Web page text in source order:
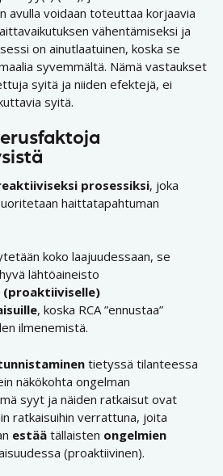
avulla voidaan toteuttaa korjaavia
vähentämiseksi ja
on ainutlaatuinen, koska se
syvemmältä. Nämä vastaukset
syitä ja niiden efektejä, ei
syitä.
prosessiksi, joka
haittatapahtuman
koko laajuudessaan, se
lähtöaineisto
(proaktiiviselle)
, koska RCA ”ennustaa”
ilmenemistä.
tietyssä tilanteessa
näkökohta ongelman
syyt ja näiden ratkaisut ovat
ratkaisuihin verrattuna, joita
estää tällaisten ongelmien
(proaktiivinen).